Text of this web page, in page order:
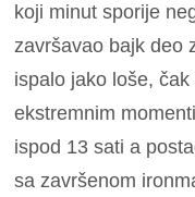
koji minut sporije
završavao bajk deo
ispalo jako loše,
ekstremnim
ispod 13 sati a
sa završenom